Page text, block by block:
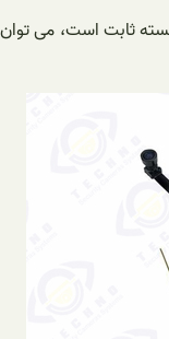
ثابت است، می توان